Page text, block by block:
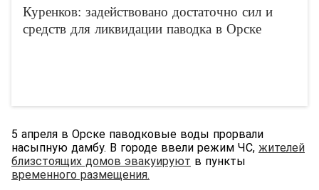
Куренков: задействовано достаточно сил и
средств для ликвидации паводка в Орске
5 апреля в Орске паводковые воды прорвали
насыпную дамбу. В городе ввели режим ЧС, жителей
близстоящих домов эвакуируют в пункты
временного размещения.